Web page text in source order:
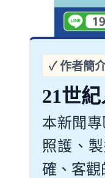
21世
本新聞
照護、
確、客觀